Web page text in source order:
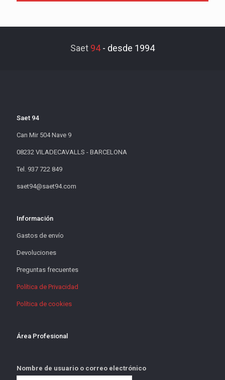
Saet 94- desde 1994
Saet 94
Can Mir 504 Nave 9
08232 VILADECAVALLS - BARCELONA
Tel. 937 722 849
saet94@saet94.com
Información
Gastos de envío
Devoluciones
Preguntas frecuentes
Política de Privacidad
Política de cookies
Área Profesional
Nombre de usuario o correo electrónico